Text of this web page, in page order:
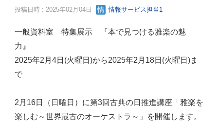
投稿日時 : 2025年02月04日 情報サービス担当1
一般資料室 特集展示 『本で見つける雅楽の魅
力』
2025年2月4日(火曜日)から2025年2月18日(火曜日)ま
で
2月16日（日曜日）に第3回古典の日推進講座「雅楽を
楽しむ～世界最古のオーケストラ～」を開催します。